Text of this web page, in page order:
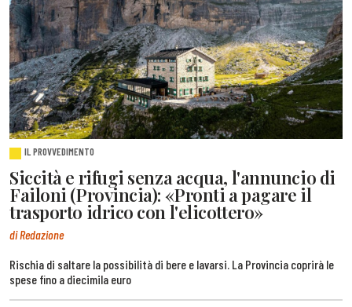
IL PROVVEDIMENTO
Siccità e rifugi senza acqua, l'annuncio di
Failoni (Provincia): «Pronti a pagare il
trasporto idrico con l'elicottero»
di Redazione
Rischia di saltare la possibilità di bere e lavarsi. La Provincia coprirà le
spese fino a diecimila euro